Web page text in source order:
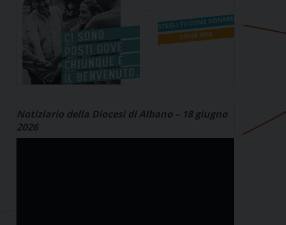
Notiziario della Diocesi di Albano – 18 giugno
2026